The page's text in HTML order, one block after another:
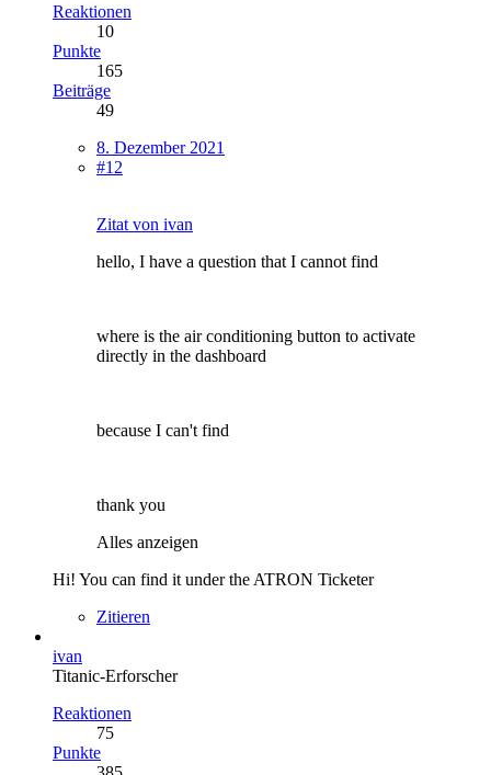
Reaktionen
10
Punkte
165
Beiträge
49
8. Dezember 2021
#12
Zitat von ivan
hello, I have a question that I cannot find
where is the air conditioning button to activate
directly in the dashboard
because I can't find
thank you
Alles anzeigen
Hi! You can find it under the ATRON Ticketer
Zitieren
ivan
Titanic-Erforscher
Reaktionen
75
Punkte